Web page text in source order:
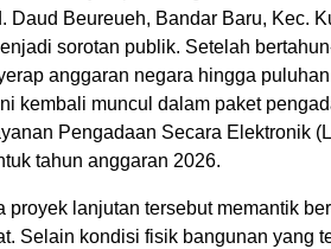
Daud Beureueh, Bandar Baru, Kec.
sorotan publik. Setelah
anggaran negara hingga
kembali muncul dalam paket
Pengadaan Secara Elektronik
tahun anggaran 2026.
proyek lanjutan tersebut memantik
Selain kondisi fisik bangunan yang